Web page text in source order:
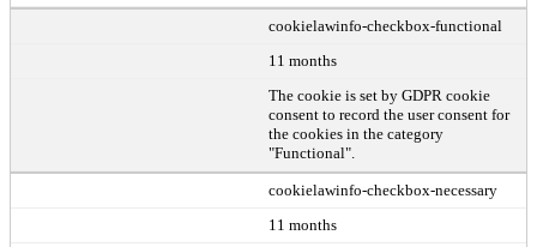
cookielawinfo-checkbox-functional
11 months
The cookie is set by GDPR cookie
consent to record the user consent for
the cookies in the category
"Functional".
cookielawinfo-checkbox-necessary
11 months